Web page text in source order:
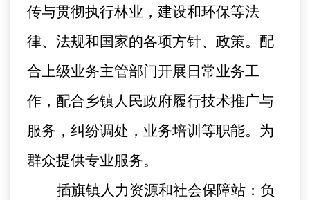
传与贯彻执行林业，建设和环保等法
律、法规和国家的各项方针、政策。配
合上级业务主管部门开展日常业务工
作，配合乡镇人民政府履行技术推广与
服务，纠纷调处，业务培训等职能。为
群众提供专业服务。
插旗镇人力资源和社会保障站：负